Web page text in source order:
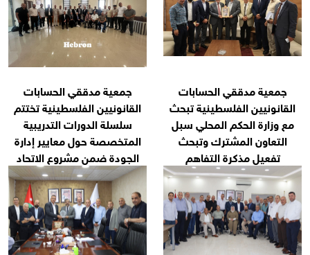
تبحث
سبل
وتبحث
جمعية مدققي الحسابات
القانونيين الفلسطينية تختتم
سلسلة الدورات التدريبية
المتخصصة حول معايير إدارة
الجودة ضمن مشروع الاتحاد
الأوروبي